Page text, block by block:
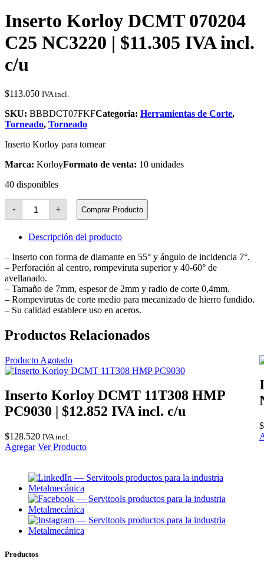
Inserto Korloy DCMT 070204
C25 NC3220 | $11.305 IVA incl.
c/u
$113.050 IVA incl.
SKU: BBBDCT07FKFCategoria: Herramientas de Corte,
Torneado, Torneado
Inserto Korloy para tornear
Marca: KorloyFormato de venta: 10 unidades
40 disponibles
-
Inserto
Korloy
DCMT
070204
C25
cantidad
+ Comprar Producto
Descripción del producto
– Inserto con forma de diamante en 55° y ángulo de incidencia 7°.
– Perforación al centro, rompeviruta superior y 40-60° de
avellanado.
– Tamaño de 7mm, espesor de 2mm y radio de corte 0,4mm.
– Rompevirutas de corte medio para mecanizado de hierro fundido.
– Su calidad establece uso en aceros.
Productos Relacionados
Producto Agotado
Inserto Korloy DCMT 11T308 HMP
PC9030 | $12.852 IVA incl. c/u
$128.520 IVA incl.
Agregar Ver Producto
$
Productos